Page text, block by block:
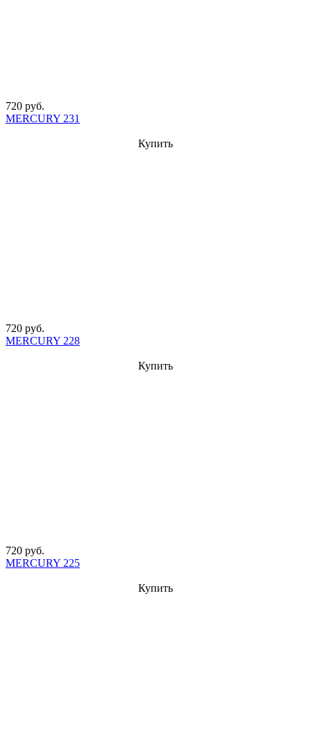
720 руб.
MERCURY 231
Купить
720 руб.
MERCURY 228
Купить
720 руб.
MERCURY 225
Купить